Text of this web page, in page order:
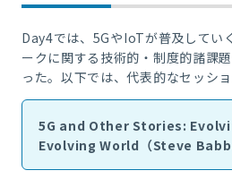
Day4では、5GやIoTが普及してい
ークに関する技術的・制度的諸課
った。以下では、代表的なセッシ
5G and Other Stories:
Evolving World（Steve